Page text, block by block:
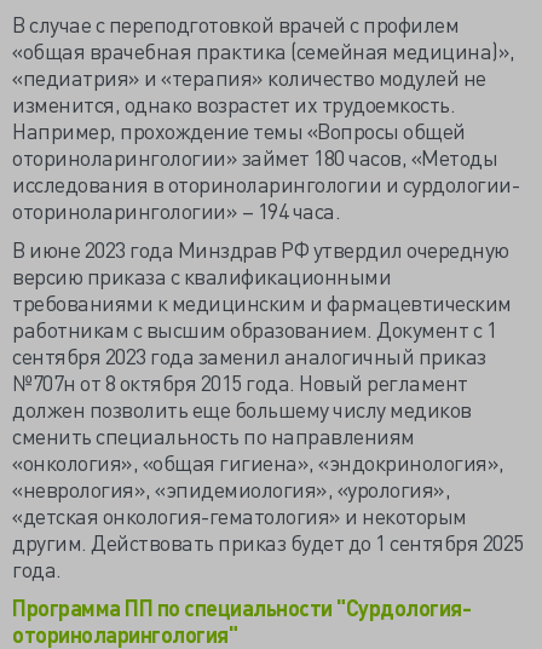
В случае с переподготовкой врачей с профилем
«общая врачебная практика (семейная медицина)»,
«педиатрия» и «терапия» количество модулей не
изменится, однако возрастет их трудоемкость.
Например, прохождение темы «Вопросы общей
оториноларингологии» займет 180 часов, «Методы
исследования в оториноларингологии и сурдологии-
оториноларингологии» – 194 часа.
В июне 2023 года Минздрав РФ утвердил очередную
версию приказа с квалификационными
требованиями к медицинским и фармацевтическим
работникам с высшим образованием. Документ с 1
сентября 2023 года заменил аналогичный приказ
№707н от 8 октября 2015 года. Новый регламент
должен позволить еще большему числу медиков
сменить специальность по направлениям
«онкология», «общая гигиена», «эндокринология»,
«неврология», «эпидемиология», «урология»,
«детская онкология-гематология» и некоторым
другим. Действовать приказ будет до 1 сентября 2025
года.
Программа ПП по специальности "Сурдология-
оториноларингология"